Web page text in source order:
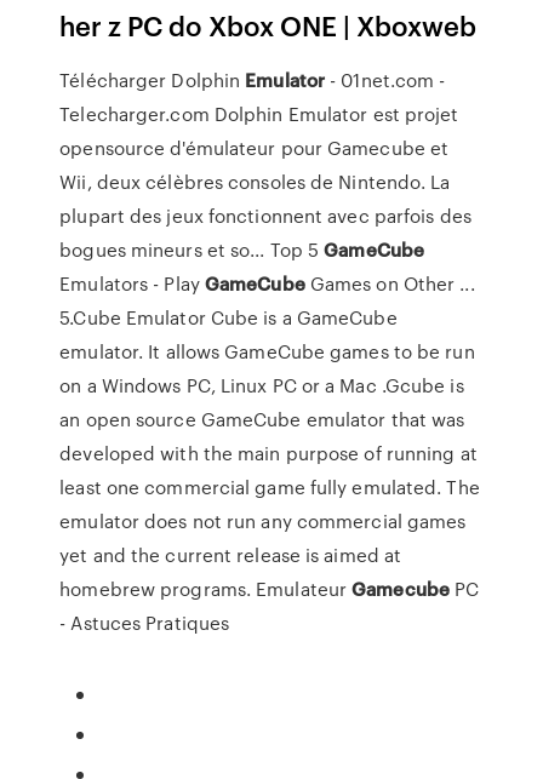
her z PC do Xbox ONE | Xboxweb
Télécharger Dolphin Emulator - 01net.com -
Telecharger.com Dolphin Emulator est projet
opensource d'émulateur pour Gamecube et
Wii, deux célèbres consoles de Nintendo. La
plupart des jeux fonctionnent avec parfois des
bogues mineurs et so... Top 5GameCube
Emulators - PlayGameCubeGames on Other ...
5.Cube Emulator Cube is a GameCube
emulator. It allows GameCube games to be run
on a Windows PC, Linux PC or a Mac .Gcube is
an open source GameCube emulator that was
developed with the main purpose of running at
least one commercial game fully emulated. The
emulator does not run any commercial games
yet and the current release is aimed at
homebrew programs. EmulateurGamecubePC
- Astuces Pratiques